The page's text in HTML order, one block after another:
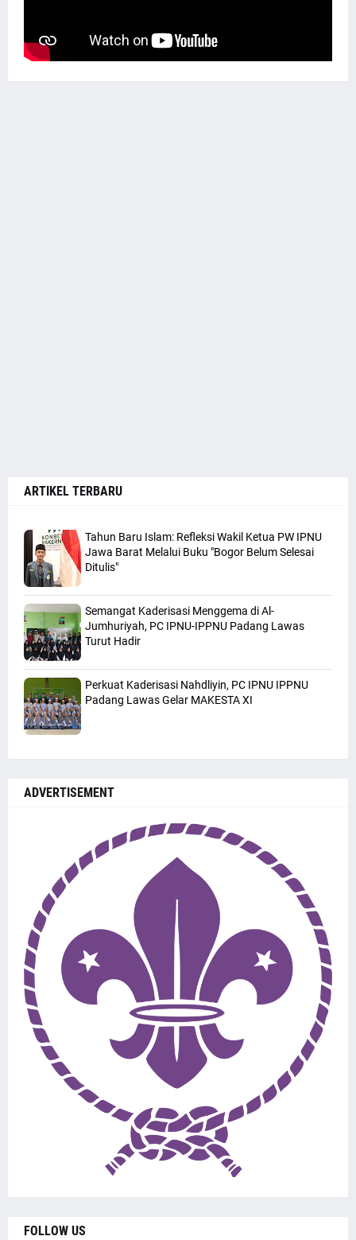
ARTIKEL TERBARU
Tahun Baru Islam: Refleksi Wakil Ketua PW IPNU
Jawa Barat Melalui Buku "Bogor Belum Selesai
Ditulis"
Semangat Kaderisasi Menggema di Al-
Jumhuriyah, PC IPNU-IPPNU Padang Lawas
Turut Hadir
Perkuat Kaderisasi Nahdliyin, PC IPNU IPPNU
Padang Lawas Gelar MAKESTA XI
ADVERTISEMENT
FOLLOW US